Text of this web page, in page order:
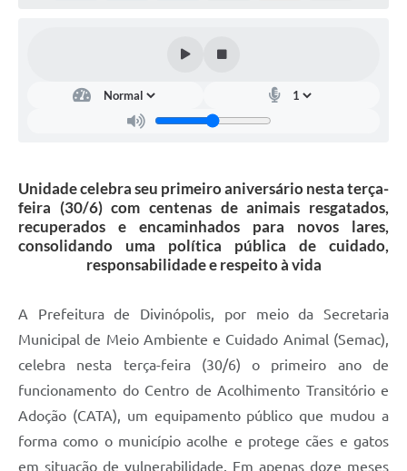
Unidade celebra seu primeiro aniversário nesta terça-
feira (30/6) com centenas de animais resgatados,
recuperados e encaminhados para novos lares,
consolidando uma política pública de cuidado,
responsabilidade e respeito à vida
A Prefeitura de Divinópolis, por meio da Secretaria
Municipal de Meio Ambiente e Cuidado Animal (Semac),
celebra nesta terça-feira (30/6) o primeiro ano de
funcionamento do Centro de Acolhimento Transitório e
Adoção (CATA), um equipamento público que mudou a
forma como o município acolhe e protege cães e gatos
em situação de vulnerabilidade. Em apenas doze meses